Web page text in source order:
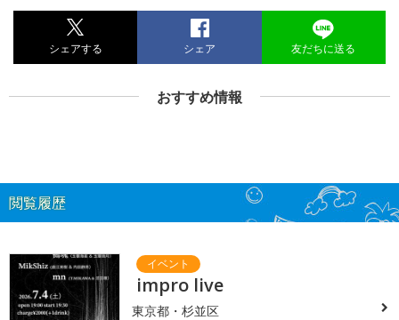
シェアする シェア 友だちに送る
おすすめ情報
閲覧履歴
impro live
東京都・杉並区